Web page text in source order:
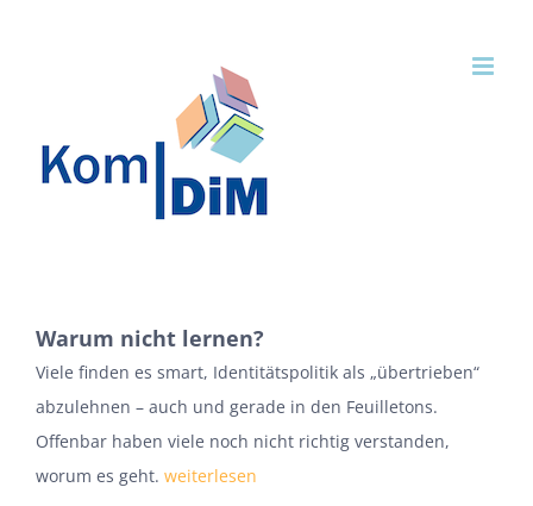
Warum nicht lernen?
Viele finden es smart, Identitätspolitik als „übertrieben“
abzulehnen – auch und gerade in den Feuilletons.
Offenbar haben viele noch nicht richtig verstanden,
worum es geht. weiterlesen